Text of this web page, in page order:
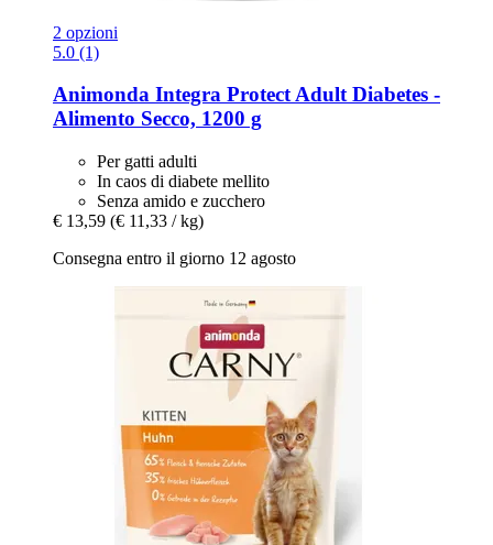
2 opzioni
5.0 (1)
Animonda Integra Protect Adult Diabetes -​
Alimento Secco, 1200 g
Per gatti adulti
In caos di diabete mellito
Senza amido e zucchero
€ 13,59 (€ 11,33 / kg)
Consegna entro il giorno 12 agosto